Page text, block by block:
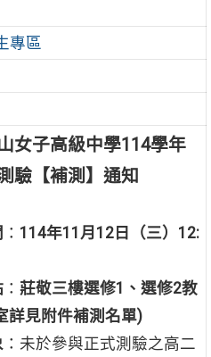
專區
女子高級中學114學年
驗【補測】通知
： 114年11月12日（三）12:
： 莊敬三樓選修1、選修2教
詳見附件補測名單)
：未於參與正式測驗之高二